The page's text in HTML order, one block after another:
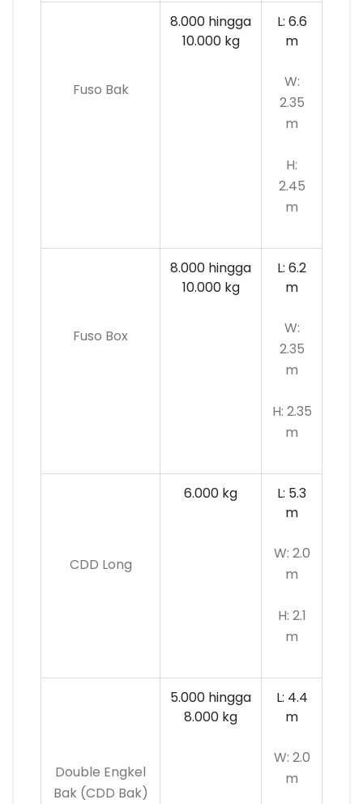
Fuso Bak
8.000 hingga
10.000kg
L: 6.6
m
W:
2.35
m
H:
2.45
m
Fuso Box
8.000 hingga
10.000 kg
L: 6.2
m
W:
2.35
m
H: 2.35
m
CDD Long
6.000 kg
L: 5.3
m
W: 2.0
m
H: 2.1
m
Double Engkel
Bak (CDD Bak)
5.000 hingga
8.000 kg
L: 4.4
m
W: 2.0
m